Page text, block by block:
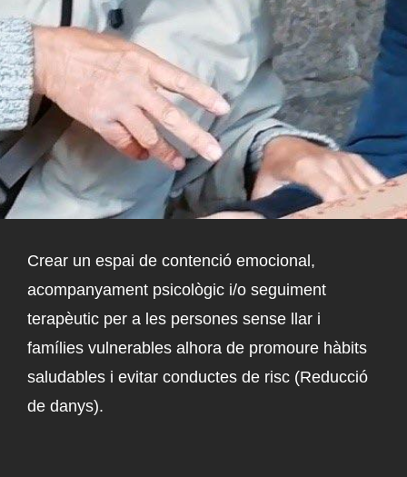
Crear un espai de contenció emocional,
acompanyament psicològic i/o seguiment
terapèutic per a les persones sense llar i
famílies vulnerables alhora de promoure hàbits
saludables i evitar conductes de risc (Reducció
de danys).